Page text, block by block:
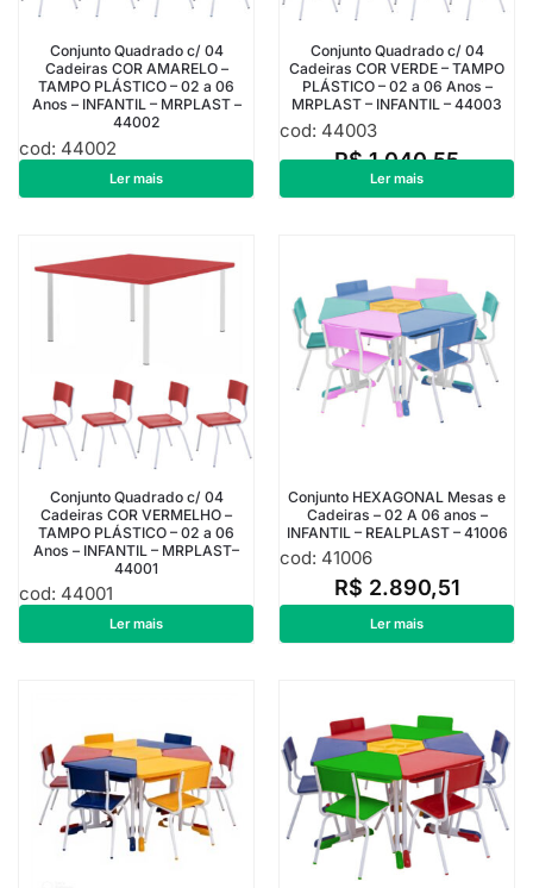
Conjunto Quadrado c/ 04
Cadeiras COR AMARELO –
TAMPO PLÁSTICO – 02 a 06
Anos – INFANTIL – MRPLAST –
44002
cod: 44002
1.040,55
Ler mais
Conjunto Quadrado c/ 04
Cadeiras COR VERDE – TAMPO
PLÁSTICO – 02 a 06 Anos –
MRPLAST – INFANTIL – 44003
cod: 44003
R$1.040,55
Ler mais
Conjunto Quadrado c/ 04
Cadeiras COR VERMELHO –
TAMPO PLÁSTICO – 02 a 06
Anos – INFANTIL – MRPLAST–
44001
cod: 44001
1.040,55
Ler mais
Conjunto HEXAGONAL Mesas e
Cadeiras – 02 A 06 anos –
INFANTIL – REALPLAST – 41006
cod: 41006
R$ 2.890,51
Ler mais